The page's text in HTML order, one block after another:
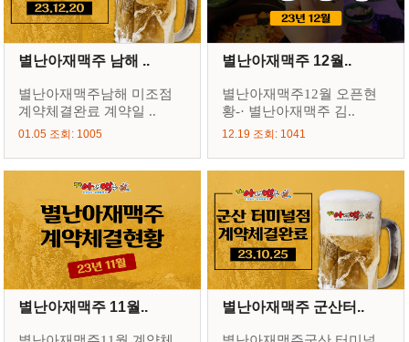
별난아재맥주 남해 ..
별난아재맥주남해 미조점
계약체결완료 계약일 ..
01.05 조회: 1005
별난아재맥주 12월..
별난아재맥주12월 오픈현
황-· 별난아재맥주 김..
12.19 조회: 1041
별난아재맥주 11월.. 별난아재맥주 군산터..